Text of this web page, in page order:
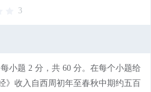
3
》收入自西周初年至春秋中期约五百